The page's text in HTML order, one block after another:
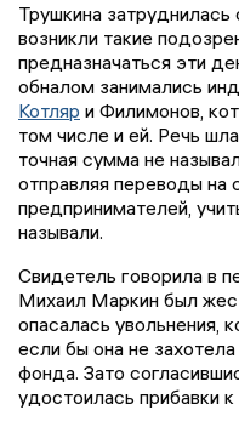
Трушкина
возникли такие
предназначаться эти
обналом занимались
Котляр и Филимонов,
том числе и ей. Речь
точная сумма не
отправляя переводы на
предпринимателей,
называли.
Свидетель говорила в
Михаил Маркин был
опасалась увольнения,
если бы она не
фонда. Зато
удостоилась прибавки к